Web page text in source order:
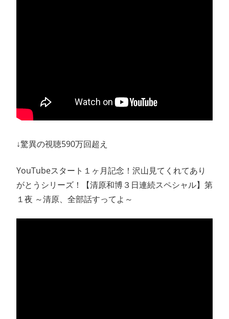
↓驚異の視聴590万回超え
YouTubeスタート１ヶ月記念！沢山見てくれてあり
がとうシリーズ！【清原和博３日連続スペシャル】第
１夜 ～清原、全部話すってよ～